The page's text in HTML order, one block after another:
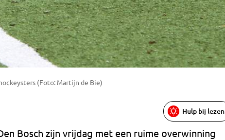
(Foto: Martijn de Bie)
Hulp bij lezen
Bosch zijn vrijdag met een ruime overwinning